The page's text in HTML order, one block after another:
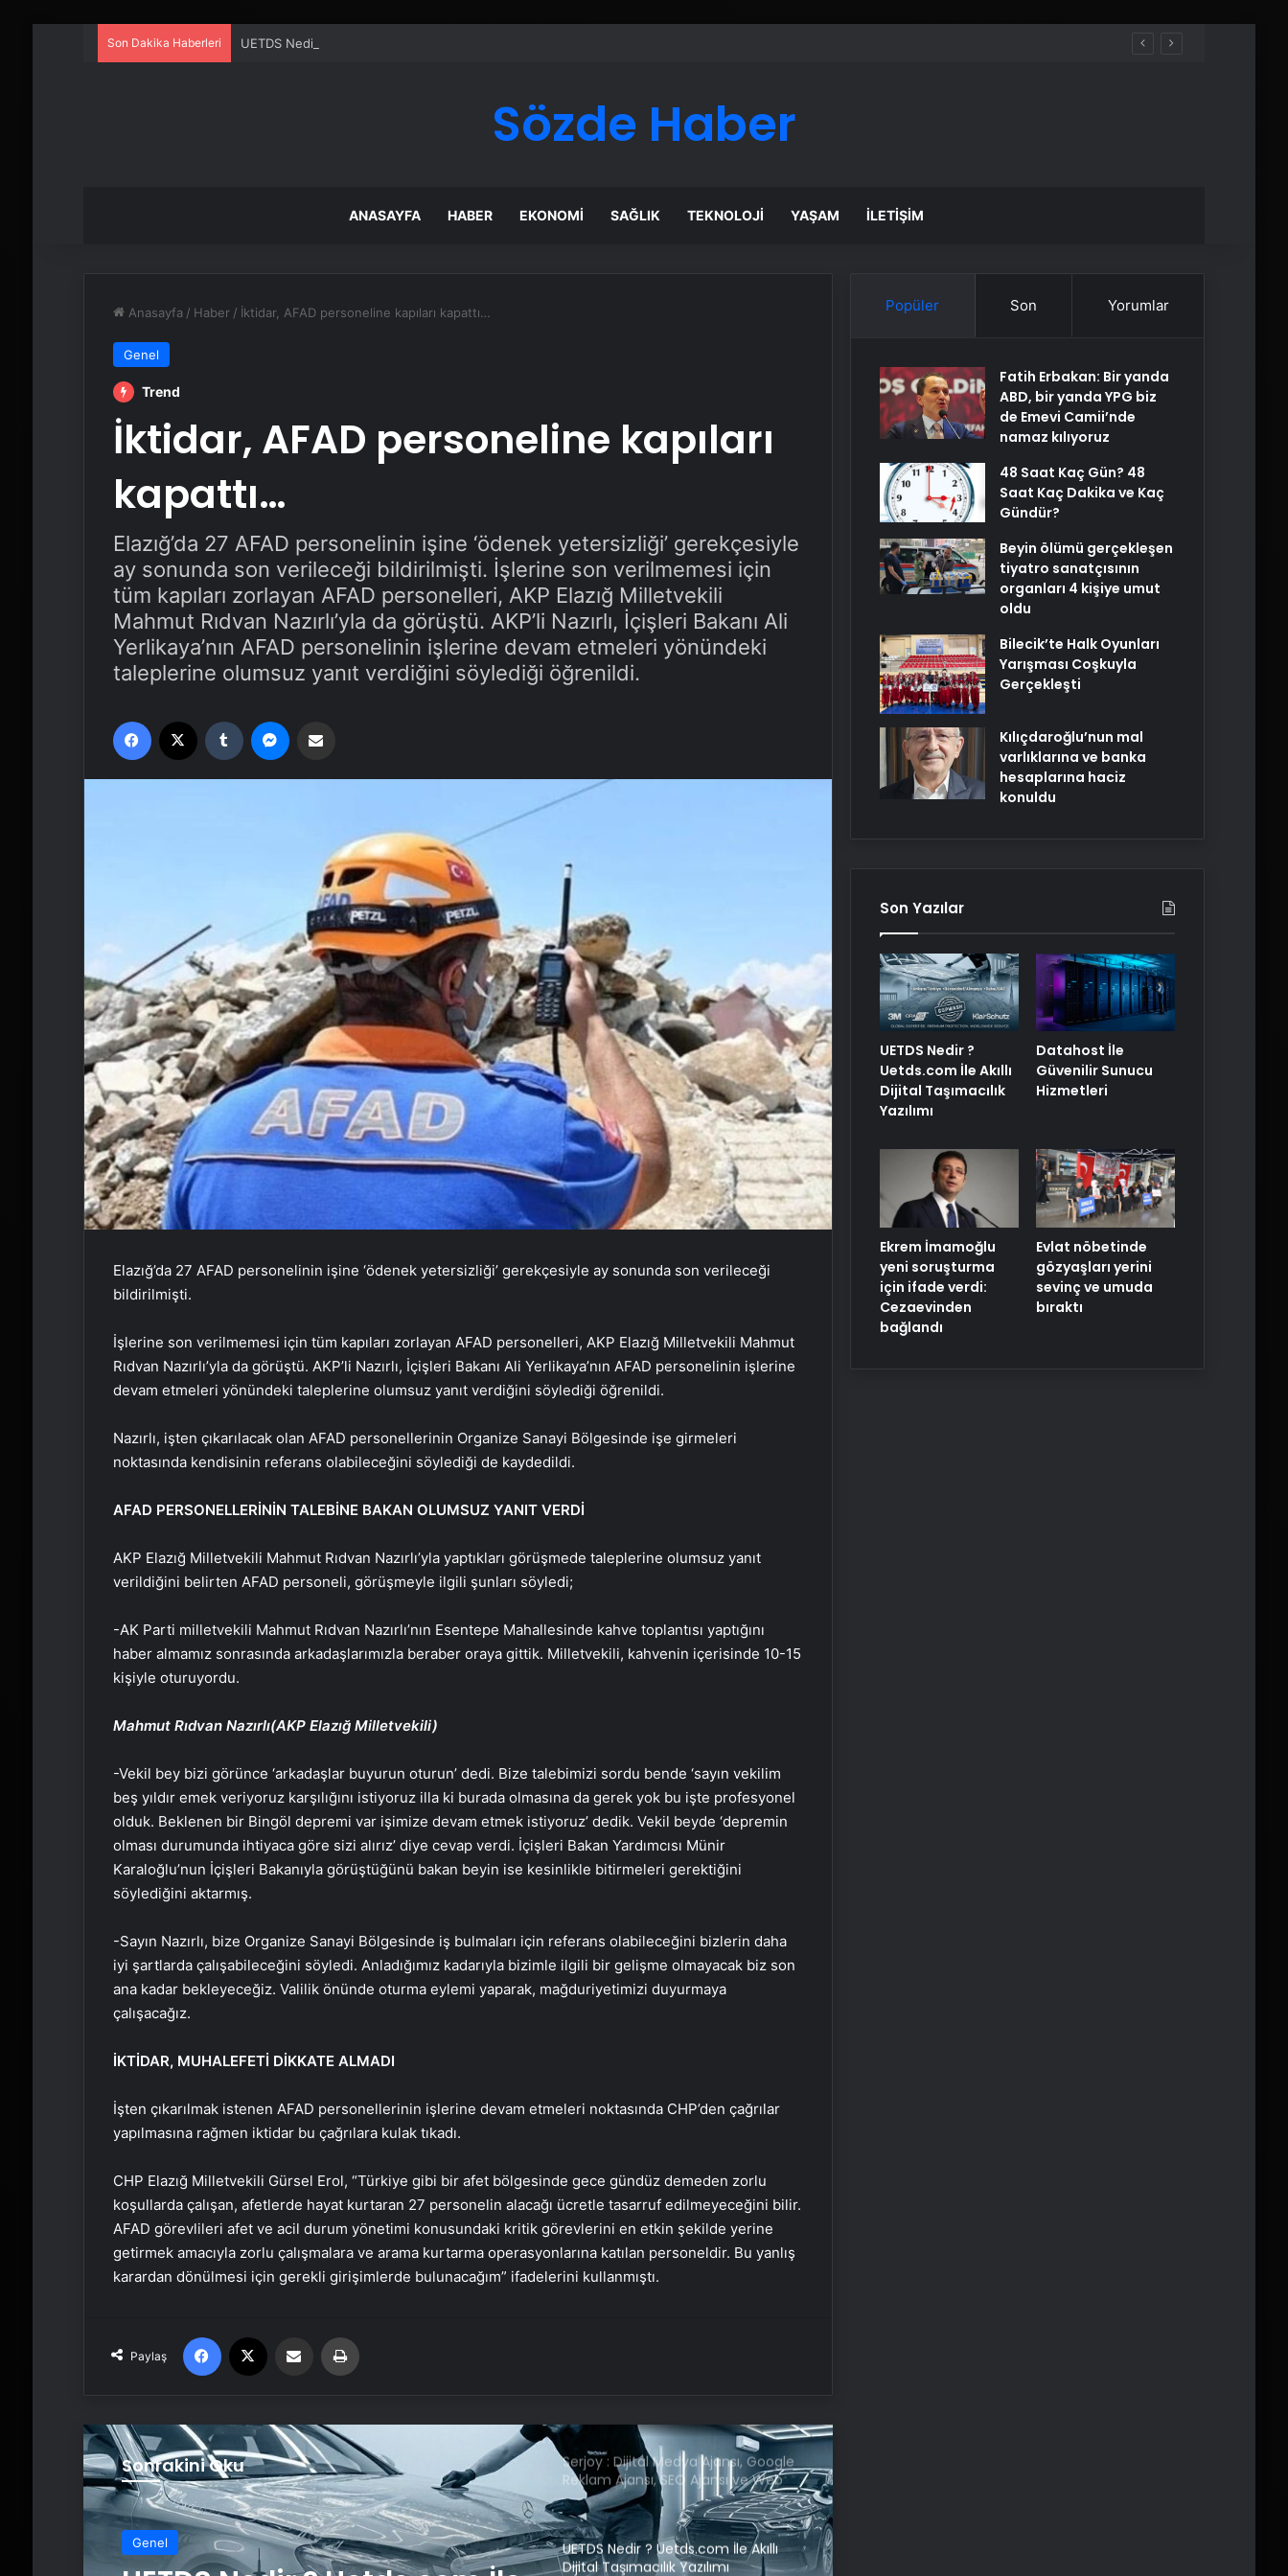
Son Dakika Haberleri UETDS Nedir ? Uetds.com İle Akıllı Dijital Taşımacılık Yazılımı
Sözde Haber
ANASAYFA HABER EKONOMI SAĞLIK TEKNOLOJI YAŞAM İLETIŞIM
Anasayfa / Haber / İktidar, AFAD personeline kapıları kapattı…
Genel
Trend
İktidar, AFAD personeline kapıları
kapattı…
Elazığ’da 27 AFAD personelinin işine ‘ödenek yetersizliği’ gerekçesiyle
ay sonunda son verileceği bildirilmişti. İşlerine son verilmemesi için
tüm kapıları zorlayan AFAD personelleri, AKP Elazığ Milletvekili
Mahmut Rıdvan Nazırlı’yla da görüştü. AKP’li Nazırlı, İçişleri Bakanı Ali
Yerlikaya’nın AFAD personelinin işlerine devam etmeleri yönündeki
taleplerine olumsuz yanıt verdiğini söylediği öğrenildi.
Facebook Tumblr
Elazığ’da 27 AFAD personelinin işine ‘ödenek yetersizliği’ gerekçesiyle ay sonunda son verileceği
bildirilmişti.
İşlerine son verilmemesi için tüm kapıları zorlayan AFAD personelleri, AKP Elazığ Milletvekili Mahmut
Rıdvan Nazırlı’yla da görüştü. AKP’li Nazırlı, İçişleri Bakanı Ali Yerlikaya’nın AFAD personelinin işlerine
devam etmeleri yönündeki taleplerine olumsuz yanıt verdiğini söylediği öğrenildi.
Nazırlı, işten çıkarılacak olan AFAD personellerinin Organize Sanayi Bölgesinde işe girmeleri
noktasında kendisinin referans olabileceğini söylediği de kaydedildi.
AFAD PERSONELLERİNİN TALEBİNE BAKAN OLUMSUZ YANIT VERDİ
AKP Elazığ Milletvekili Mahmut Rıdvan Nazırlı’yla yaptıkları görüşmede taleplerine olumsuz yanıt
verildiğini belirten AFAD personeli, görüşmeyle ilgili şunları söyledi;
-AK Parti milletvekili Mahmut Rıdvan Nazırlı’nın Esentepe Mahallesinde kahve toplantısı yaptığını
haber almamız sonrasında arkadaşlarımızla beraber oraya gittik. Milletvekili, kahvenin içerisinde 10-15
kişiyle oturuyordu.
Mahmut Rıdvan Nazırlı(AKP Elazığ Milletvekili)
-Vekil bey bizi görünce ‘arkadaşlar buyurun oturun’ dedi. Bize talebimizi sordu bende ‘sayın vekilim
beş yıldır emek veriyoruz karşılığını istiyoruz illa ki burada olmasına da gerek yok bu işte profesyonel
olduk. Beklenen bir Bingöl depremi var işimize devam etmek istiyoruz’ dedik. Vekil beyde ‘depremin
olması durumunda ihtiyaca göre sizi alırız’ diye cevap verdi. İçişleri Bakan Yardımcısı Münir
Karaloğlu’nun İçişleri Bakanıyla görüştüğünü bakan beyin ise kesinlikle bitirmeleri gerektiğini
söylediğini aktarmış.
-Sayın Nazırlı, bize Organize Sanayi Bölgesinde iş bulmaları için referans olabileceğini bizlerin daha
iyi şartlarda çalışabileceğini söyledi. Anladığımız kadarıyla bizimle ilgili bir gelişme olmayacak biz son
ana kadar bekleyeceğiz. Valilik önünde oturma eylemi yaparak, mağduriyetimizi duyurmaya
çalışacağız.
İKTİDAR, MUHALEFETİ DİKKATE ALMADI
İşten çıkarılmak istenen AFAD personellerinin işlerine devam etmeleri noktasında CHP’den çağrılar
yapılmasına rağmen iktidar bu çağrılara kulak tıkadı.
CHP Elazığ Milletvekili Gürsel Erol, “Türkiye gibi bir afet bölgesinde gece gündüz demeden zorlu
koşullarda çalışan, afetlerde hayat kurtaran 27 personelin alacağı ücretle tasarruf edilmeyeceğini bilir.
AFAD görevlileri afet ve acil durum yönetimi konusundaki kritik görevlerini en etkin şekilde yerine
getirmek amacıyla zorlu çalışmalara ve arama kurtarma operasyonlarına katılan personeldir. Bu yanlış
karardan dönülmesi için gerekli girişimlerde bulunacağım” ifadelerini kullanmıştı.
Paylaş
Facebook Email'den paylaş
Sonrakini Oku
Genel
Genel
AK Partili Hüseyin Yayman’dan
terörsüz Türkiye mesajı: Bu defa
Boğaziçi Üniversitesi’ndeki olaylarda
6 tutuklama
Reklam Ajansı, SEO Ajansı ve Web
Tasarım Ajansı
UETDS Nedir ? Uetds.com İle Akıllı
Dijital Taşımacılık Yazılımı
Popüler Son Yorumlar
Fatih Erbakan: Bir yanda
ABD, bir yanda YPG biz
de Emevi Camii’nde
namaz kılıyoruz
48 Saat Kaç Gün? 48
Saat Kaç Dakika ve Kaç
Gündür?
Beyin ölümü gerçekleşen
tiyatro sanatçısının
organları 4 kişiye umut
oldu
Bilecik’te Halk Oyunları
Yarışması Coşkuyla
Gerçekleşti
Kılıçdaroğlu’nun mal
varlıklarına ve banka
hesaplarına haciz
konuldu
Son Yazılar
UETDS Nedir ?
Uetds.com İle Akıllı
Dijital Taşımacılık
Yazılımı
Datahost İle
Güvenilir Sunucu
Hizmetleri
Ekrem İmamoğlu
yeni soruşturma
için ifade verdi:
Cezaevinden
bağlandı
Evlat nöbetinde
gözyaşları yerini
sevinç ve umuda
bıraktı